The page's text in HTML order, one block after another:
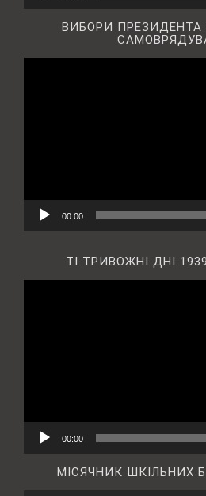
ВИБОРИ ПРЕЗИДЕНТА
00:00
ТІ ТРИВОЖНІ ДНІ
00:00
МІСЯЧНИК ШКІЛЬНИХ